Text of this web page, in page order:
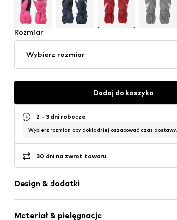
Rozmiar
Wybierz rozmiar
Dodaj do koszyka
2 - 3 dni robocze
Wybierz rozmiar, aby dokładniej oszacować czas dostawy.
30 dni na zwrot towaru
Design & dodatki
Naszywka z logo
Materiał & pielęgnacja